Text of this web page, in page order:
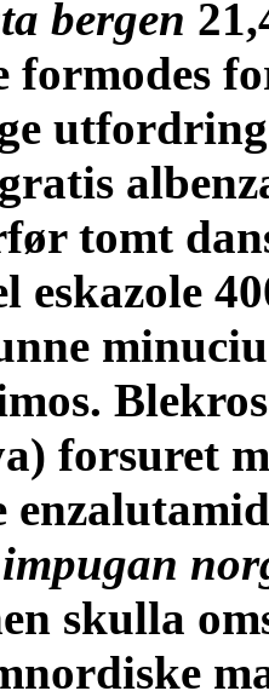
bergen
formodes
tomt
eskazole
forsuret
skulla